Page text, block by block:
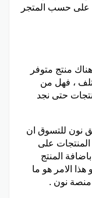
مثلا 50 ريال او 50 درهم على حسب المتجر
منتج متوفر
، فهل من
حتى نجد
نون للتسوق ان
على
المنتج
الامر هو ما
منصة نون .